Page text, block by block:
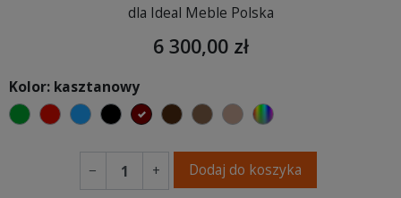
dla Ideal Meble Polska
6 300,00 zł
Kolor: kasztanowy
zielonyczerwonyniebieski
czarnykasztanowy
ciemno brązowy
brązowyjasnobrązowy
wybór koloru
− + Dodaj do koszyka